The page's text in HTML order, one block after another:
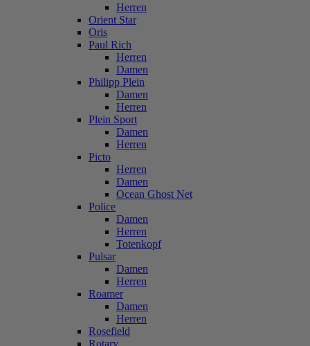
Herren
Orient Star
Oris
Paul Rich
Herren
Damen
Philipp Plein
Damen
Herren
Plein Sport
Damen
Herren
Picto
Herren
Damen
Ocean Ghost Net
Police
Damen
Herren
Totenkopf
Pulsar
Damen
Herren
Roamer
Damen
Herren
Rosefield
Rotary